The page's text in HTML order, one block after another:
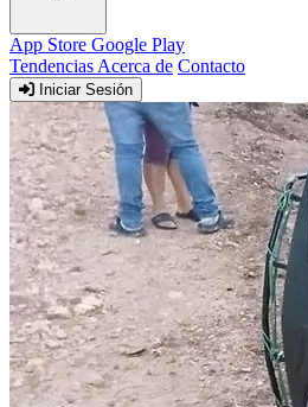
App Store Google Play
Tendencias Acerca de Contacto
Iniciar Sesión